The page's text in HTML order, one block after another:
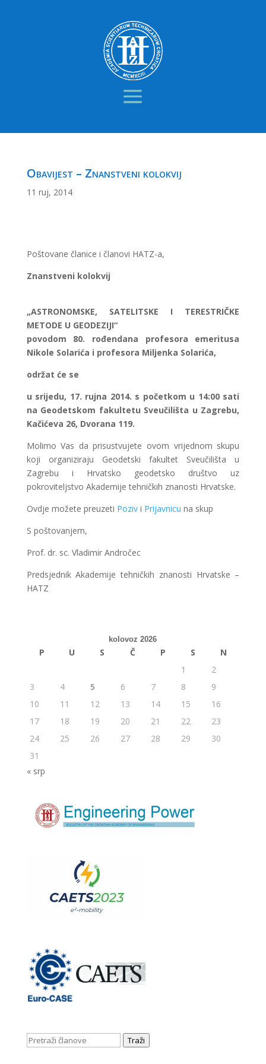
Obavijest – Znanstveni kolokvij
11 ruj, 2014
Poštovane članice i članovi HATZ-a,
Znanstveni kolokvij
„ASTRONOMSKE, SATELITSKE I TERESTRIČKE
METODE U GEODEZIJI“
povodom 80. rođendana profesora emeritusa
Nikole Solarića i profesora Miljenka Solarića,
održat će se
u srijedu, 17. rujna 2014. s početkom u 14:00 sati
na Geodetskom fakultetu Sveučilišta u Zagrebu,
Kačićeva 26, Dvorana 119.
Molimo Vas da prisustvujete ovom vrijednom skupu
koji organiziraju Geodetski fakultet Sveučilišta u
Zagrebu i Hrvatsko geodetsko društvo uz
pokroviteljstvo Akademije tehničkih znanosti Hrvatske.
Ovdje možete preuzeti Pozivi Prijavnicu na skup
S poštovanjem,
Prof. dr. sc. Vladimir Andročec
Predsjednik Akademije tehničkih znanosti Hrvatske –
HATZ
kolovoz 2026
P U S Č P S
N
1
2
3
4 5 6 7 8
9
10
11 12 13 14 15
16
17
18 19 20 21 22
23
24
25 26 27 28 29
30
31
« srp
Traži